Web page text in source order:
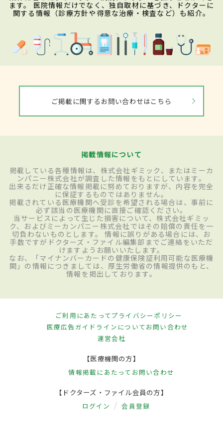
ます。 医院情報だけでなく、独自取材に基づき、ドクターに
関する情報（診療方針や得意な治療・検査など）も紹介。
ご掲載に関するお問い合わせはこちら
掲載情報について
掲載している各種情報は、株式会社ギミック、またはミーカ
ンパニー株式会社が調査した情報をもとにしています。
出来るだけ正確な情報掲載に努めておりますが、内容を完全
に保証するものではありません。
掲載されている医療機関へ受診を希望される場合は、事前に
必ず該当の医療機関に直接ご確認ください。
当サービスによって生じた損害について、株式会社ギミッ
ク、およびミーカンパニー株式会社ではその賠償の責任を一
切負わないものとします。 情報に誤りがある場合には、お
手数ですがドクターズ・ファイル編集部までご連絡をいただ
けますようお願いいたします。
なお、「マイナンバーカードの健康保険証利用可能な医療機
関」の情報につきましては、厚生労働省の情報提供のもと、
情報を掲出しております。
ご利用にあたってプライバシーポリシー
医療広告ガイドラインについてお問い合わせ
運営会社
【医療機関の方】
情報掲載にあたって お問い合わせ
【ドクターズ・ファイル会員の方】
ログイン 会員登録